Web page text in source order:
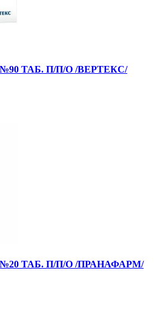
ТАБ. П/П/О /ВЕРТЕКС/
ТАБ. П/П/О /ПРАНАФАРМ/